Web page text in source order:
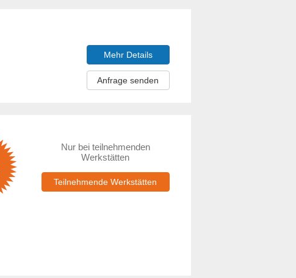
Mehr Details
Anfrage senden
Nur bei teilnehmenden
Werkstätten
Teilnehmende Werkstätten